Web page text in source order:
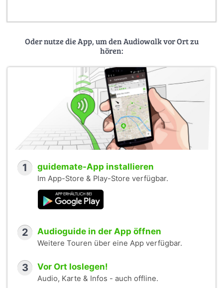
Oder nutze die App, um den Audiowalk vor Ort zu
hören:
1 guidemate-App installieren
Im App-Store & Play-Store verfügbar.
2 Audioguide in der App öffnen
Weitere Touren über eine App verfügbar.
3 Vor Ort loslegen!
Audio, Karte & Infos - auch offline.